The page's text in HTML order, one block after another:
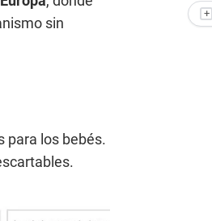
sin
para los bebés.
+